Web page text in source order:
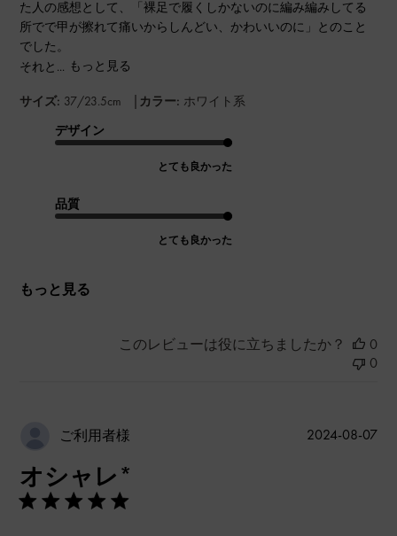
た人の感想として、「裸足で履くしかないのに編み編みしてる
所でで甲が擦れて痛いからしんどい、かわいいのに」とのこと
でした。
それと...
もっと見る
サイズ: 37/23.5cm | カラー: ホワイト系
デザイン
とても良かった
品質
とても良かった
もっと見る
このレビューは役に立ちましたか？
0
0
ご利用者様
オシャレ*
公
2024-08-07